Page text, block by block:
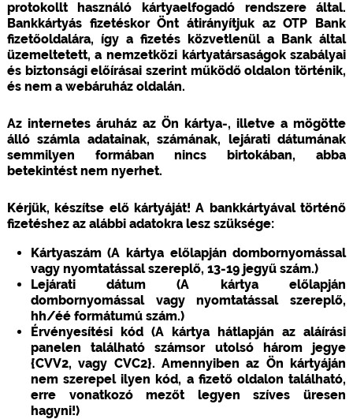
protokollt használó kártyaelfogadó rendszere által.
Bankkártyás fizetéskor Önt átirányítjuk az OTP Bank
fizetőoldalára, így a fizetés közvetlenül a Bank által
üzemeltetett, a nemzetközi kártyatársaságok szabályai
és biztonsági előírásai szerint működő oldalon történik,
és nem a webáruház oldalán.
Az internetes áruház az Ön kártya-, illetve a mögötte
álló számla adatainak, számának, lejárati dátumának
semmilyen formában nincs birtokában, abba
betekintést nem nyerhet.
Kérjük, készítse elő kártyáját! A bankkártyával történő
fizetéshez az alábbi adatokra lesz szüksége:
Kártyaszám (A kártya előlapján dombornyomással
vagy nyomtatással szereplő, 13-19 jegyű szám.)
Lejárati dátum (A kártya előlapján
dombornyomással vagy nyomtatással szereplő,
hh/éé formátumú szám.)
Érvényesítési kód (A kártya hátlapján az aláírási
panelen található számsor utolsó három jegye
{CVV2, vagy CVC2}. Amennyiben az Ön kártyáján
nem szerepel ilyen kód, a fizető oldalon található,
erre vonatkozó mezőt legyen szíves üresen
hagyni!)